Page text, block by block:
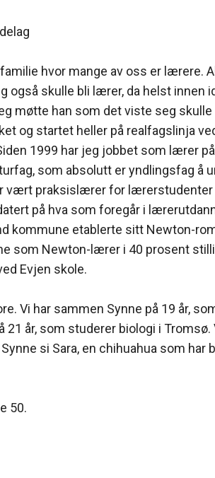
hvor mange av oss er lærere.
også skulle bli lærer, da helst innen
møtte han som det viste seg skulle
og startet heller på realfagslinja
1999 har jeg jobbet som lærer
som absolutt er yndlingsfag å
vært praksislærer for lærerstudenter
på hva som foregår i
kommune etablerte sitt Newton-
som Newton-lærer i 40 prosent
Evjen skole.
Vi har sammen Synne på 19 år,
21 år, som studerer biologi i Tromsø.
si Sara, en chihuahua som har
50.